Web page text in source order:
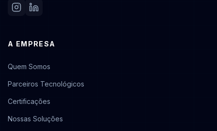
A EMPRESA
Quem Somos
Parceiros Tecnológicos
Certificações
Nossas Soluções